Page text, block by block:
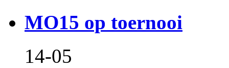
MO15 op toernooi
14-05